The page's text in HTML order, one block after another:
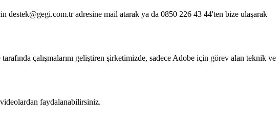
destek@gegi.com.tr adresine mail atarak ya da 0850 226 43 44'ten bize ulaşarak
çalışmalarını geliştiren şirketimizde, sadece Adobe için görev alan teknik ve
faydalanabilirsiniz.